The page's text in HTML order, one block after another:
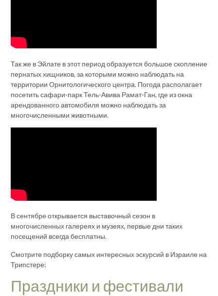
Так же в Эйлате в этот период образуется большое скопление
пернатых хищников, за которыми можно наблюдать на
территории Орнитологического центра. Погода располагает
посетить сафари-парк Тель-Авива Рамат-Ган, где из окна
арендованного автомобиля можно наблюдать за
многочисленными животными.
В сентябре открывается выставочный сезон в
многочисленных галереях и музеях, первые дни таких
посещений всегда бесплатны.
Смотрите подборку самых интересных эскурсий в Израиле на
Трипстере:
Праздники и фестивали